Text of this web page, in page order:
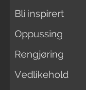
Bli inspirert
Oppussing
Rengjøring
Vedlikehold